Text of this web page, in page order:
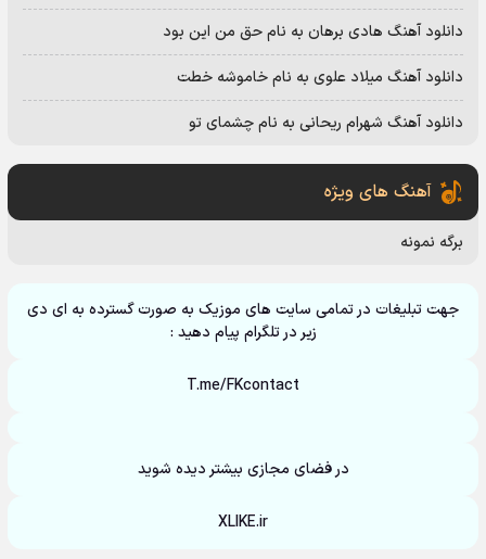
دانلود آهنگ هادی برهان به نام حق من این بود
دانلود آهنگ میلاد علوی به نام خاموشه خطت
دانلود آهنگ شهرام ریحانی به نام چشمای تو
آهنگ های ویژه
برگه نمونه
جهت تبلیغات در تمامی سایت های موزیک به صورت گسترده به ای دی
زیر در تلگرام پیام دهید :
T.me/FKcontact
در فضای مجازی بیشتر دیده شوید
XLIKE.ir